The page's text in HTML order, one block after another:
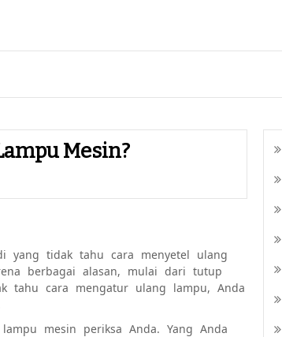
Mesin?
yang tidak tahu cara menyetel ulang
berbagai alasan, mulai dari tutup
tahu cara mengatur ulang lampu, Anda
mesin periksa Anda. Yang Anda